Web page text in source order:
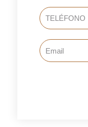
TELÉFONO
Email